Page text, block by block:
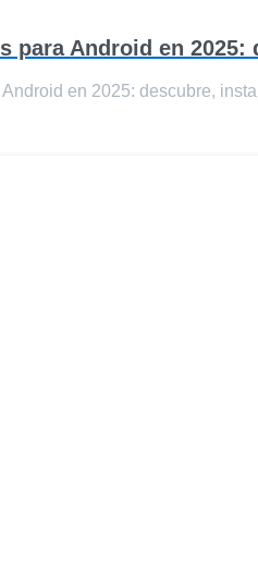
para Android en
en 2025: descubre,